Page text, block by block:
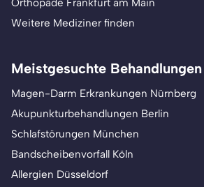
Orthopäde Frankfurt am Main
Weitere Mediziner finden
Meistgesuchte Behandlungen
Magen-Darm Erkrankungen Nürnberg
Akupunkturbehandlungen Berlin
Schlafstörungen München
Bandscheibenvorfall Köln
Allergien Düsseldorf